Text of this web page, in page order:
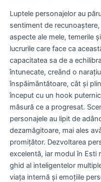
Luptele personajelor au
sentiment de
aspecte ale mele, temerile
lucrurile care face ca
capacitatea sa de a
întunecate, creând o
înspăimântătoare, cât și
început cu un hook
măsură ce a progresat.
personajele au lipit de
dezamăgitoare, mai ales
promițător. Dezvoltarea
excelentă, iar modul în Esti
ghid al inteligentelor
viața internă și emoțiile